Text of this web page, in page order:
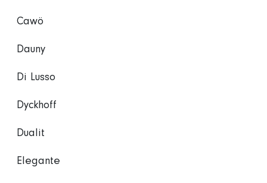
Cawö
Dauny
Di Lusso
Dyckhoff
Dualit
Elegante